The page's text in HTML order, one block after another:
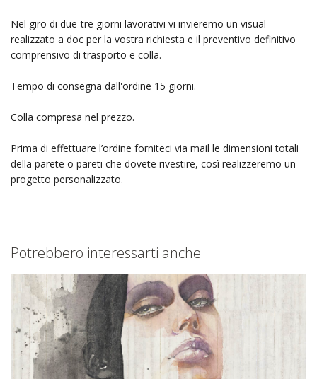
Nel giro di due-tre giorni lavorativi vi invieremo un visual
realizzato a doc per la vostra richiesta e il preventivo definitivo
comprensivo di trasporto e colla.
Tempo di consegna dall'ordine 15 giorni.
Colla compresa nel prezzo.
Prima di effettuare l’ordine forniteci via mail le dimensioni totali
della parete o pareti che dovete rivestire, così realizzeremo un
progetto personalizzato.
Potrebbero interessarti anche